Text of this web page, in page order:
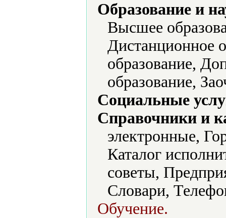
Образование и
Высшее
Дистанционное
образование,
образование,
Социальные
Справочники и
электронные,
Каталог
советы,
Словари,
Обучение.